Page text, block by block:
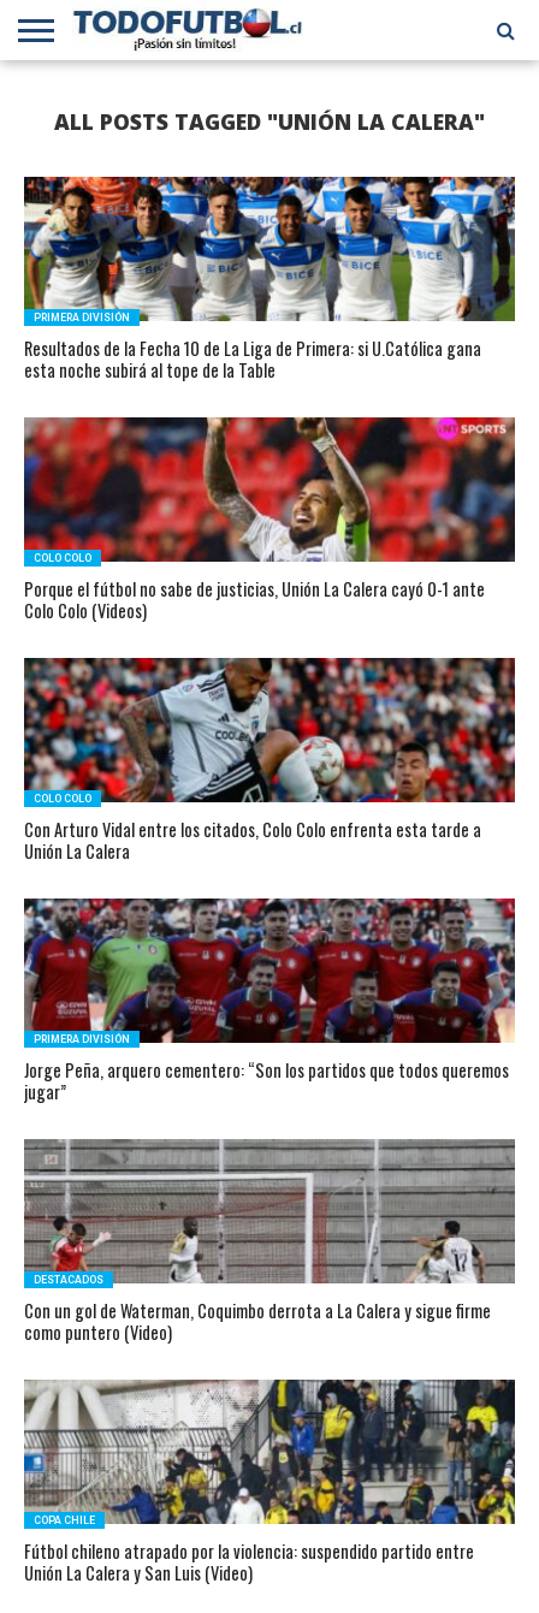
BCHILENA
EN EL
MUNDO
INTERNACIONAL
ALL POSTS TAGGED "UNIÓN LA CALERA"
PRIMERA DIVISIÓN
Resultados de la Fecha 10 de La Liga de Primera: si U.Católica gana
esta noche subirá al tope de la Table
COLO COLO
Porque el fútbol no sabe de justicias, Unión La Calera cayó 0-1 ante
Colo Colo (Videos)
COLO COLO
Con Arturo Vidal entre los citados, Colo Colo enfrenta esta tarde a
Unión La Calera
PRIMERA DIVISIÓN
Jorge Peña, arquero cementero: “Son los partidos que todos queremos
jugar”
DESTACADOS
Con un gol de Waterman, Coquimbo derrota a La Calera y sigue firme
como puntero (Video)
COPA CHILE
Fútbol chileno atrapado por la violencia: suspendido partido entre
Unión La Calera y San Luis (Video)